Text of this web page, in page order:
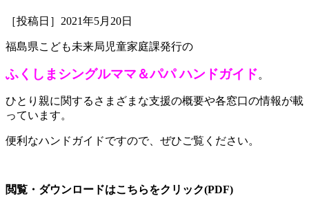
［投稿日］2021年5月20日
福島県こども未来局児童家庭課発行の
ふくしまシングルママ＆パパ ハンドガイド。
ひとり親に関するさまざまな支援の概要や各窓口の情報が載
っています。
便利なハンドガイドですので、ぜひご覧ください。
閲覧・ダウンロードはこちらをクリック(PDF)